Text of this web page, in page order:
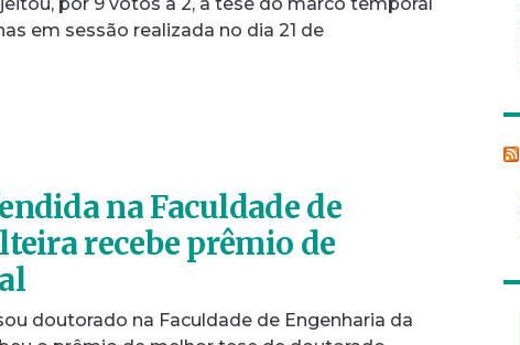
em sessão realizada no dia 21 de
na Faculdade de
recebe prêmio de
doutorado na Faculdade de Engenharia da